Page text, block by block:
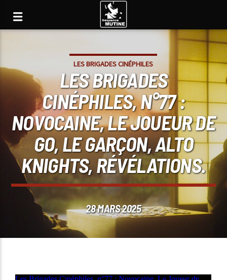
LES BRIGADES CINÉPHILES
LES BRIGADES
CINÉPHILES, N°77 :
NOVOCAINE, LE JOUEUR DE
GO, LE GARÇON, ALTO
KNIGHTS, RÉVÉLATIONS.
28 MARS 2025